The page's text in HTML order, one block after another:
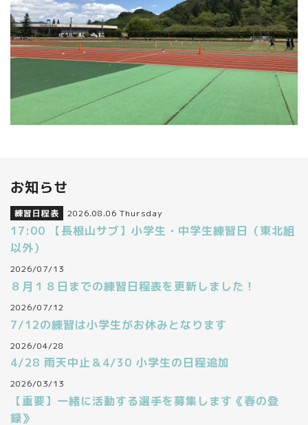
お知らせ
練習日程表 2026.08.06 Thursday
17:00 【長根山サブ】小学生・中学生練習日（東北組
以外）
2026/07/13
８月１８日までの練習日程表を更新しました！
2026/07/12
7/12の練習は小学生がお休みとなります
2026/04/28
4/28 雨天中止＆4/30 小学生の日程追加
2026/03/13
【重要】一緒に活動する選手を募集します《春の登
録》